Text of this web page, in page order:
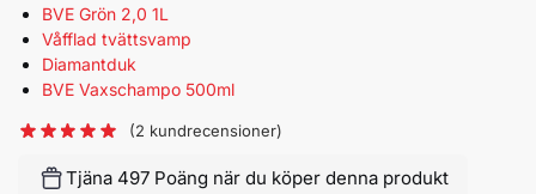
BVE Grön 2,0 1L
Våfflad tvättsvamp
Diamantduk
BVE Vaxschampo 500ml
(2 kundrecensioner)
Tjäna 497 Poäng när du köper denna produkt